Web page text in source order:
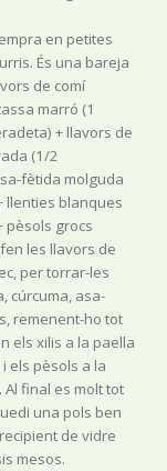
en petites
És una bareja
de comí
marró (1
+ llavors de
(1/2
fètida molguda
llenties blanques
pèsols grocs
les llavors de
per torrar-les
cúrcuma, asa-
remenent-ho tot
els xilis a la paella
els pèsols a la
final es molt tot
una pols ben
de vidre
mesos.